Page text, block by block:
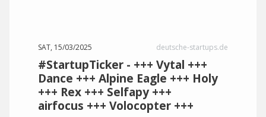
SAT, 15/03/2025 deutsche-startups.de
#StartupTicker - +++ Vytal +++
Dance +++ Alpine Eagle +++ Holy
+++ Rex +++ Selfapy +++
airfocus +++ Volocopter +++